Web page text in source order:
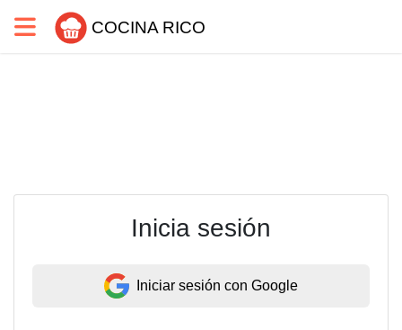
COCINA RICO
Inicia sesión
Iniciar sesión con Google